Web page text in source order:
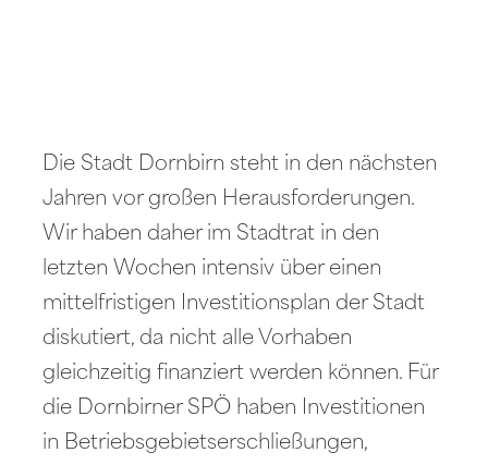
Die Stadt Dornbirn steht in den nächsten
Jahren vor großen Herausforderungen.
Wir haben daher im Stadtrat in den
letzten Wochen intensiv über einen
mittelfristigen Investitionsplan der Stadt
diskutiert, da nicht alle Vorhaben
gleichzeitig finanziert werden können. Für
die Dornbirner SPÖ haben Investitionen
in Betriebsgebietserschließungen,